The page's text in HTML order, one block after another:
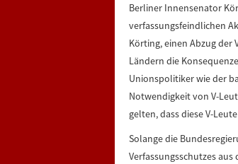
Berliner Innensenator
verfassungsfeindlichen
Körting, einen Abzug der
Ländern die
Unionspolitiker wie der
Notwendigkeit von V-
gelten, dass diese V-
Solange die
Verfassungsschutzes